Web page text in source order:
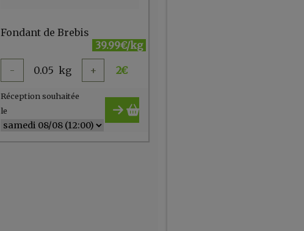
Fondant de Brebis
39.99€/kg
- 0.05 kg + 2€
Réception souhaitée
le